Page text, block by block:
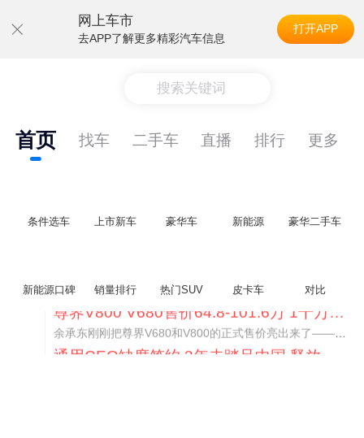
网上车市
去APP了解更多精彩汽车信息
打开APP
搜索关键词
首页 找车 二手车 直播 排行 更多
条件选车 上市新车 豪华车 新能源 豪华二手车
新能源口碑 销量排行 热门SUV 皮卡车 对比
通用CEO缺席签约 3年未踏足中国 释放反常信号